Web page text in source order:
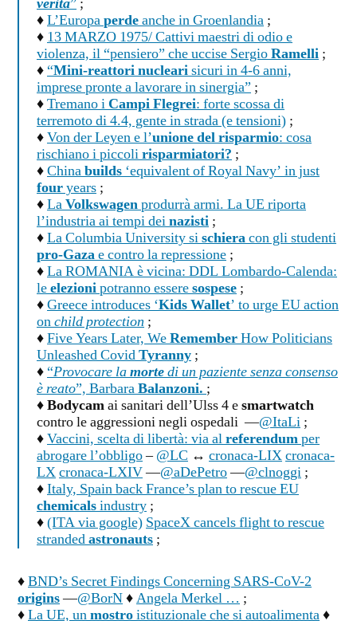
verità” ;
♦L’Europaperdeanche in Groenlandia ;
♦ 13 MARZO 1975/ Cattivi maestri di odio e
violenza, il “pensiero” che uccise SergioRamelli ;
♦“Mini-reattori nuclearisicuri in 4-6 anni,
imprese pronte a lavorare in sinergia” ;
♦Tremano iCampi Flegrei: forte scossa di
terremoto di 4.4, gente in strada (e tensioni) ;
♦Von der Leyen e l’unione del risparmio: cosa
rischiano i piccolirisparmiatori? ;
♦Chinabuilds ‘equivalent of Royal Navy’ in just
fouryears ;
♦LaVolkswagenprodurrà armi. La UE riporta
l’industria ai tempi deinazisti ;
♦La Columbia University sischieracon gli studenti
pro-Gazae contro la repressione ;
♦La ROMANIA è vicina: DDL Lombardo-Calenda:
leelezionipotranno esseresospese ;
♦Greece introduces ‘Kids Wallet’ to urge EU action
onchild protection ;
♦Five Years Later, WeRememberHow Politicians
Unleashed CovidTyranny ;
♦“Provocare lamortedi un paziente senza consenso
è reato”, BarbaraBalanzoni. ;
♦Bodycamai sanitari dell’Ulss 4 esmartwatch
contro le aggressioni negli ospedali —@ItaLi ;
♦Vaccini, scelta di libertà: via alreferendumper
abrogare l’obbligo–@LC ↔ cronaca-LIXcronaca-
LXcronaca-LXIV—@aDePetro—@clnoggi ;
♦Italy, Spain back France’s plan to rescue EU
chemicalsindustry ;
♦(ITA via google) SpaceX cancels flight to rescue
strandedastronauts ;
♦BND’s Secret Findings Concerning SARS-CoV-2
origins—@BorN♦Angela Merkel … ;
♦La UE, unmostroistituzionale che si autoalimenta♦